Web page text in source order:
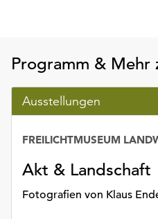
Cookies
anpassen,
erreichen
Sie
die
Einstellungen
über
die
Schaltfläche
Programm & Mehr
Ausstellungen
Akt & Landschaft
Fotografien von Klaus
FREILICHTMUSEUM